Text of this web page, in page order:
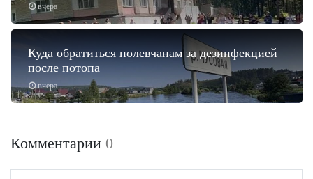
вчера
вчера
Куда обратиться полевчанам за дезинфекцией
после потопа
Комментарии 0